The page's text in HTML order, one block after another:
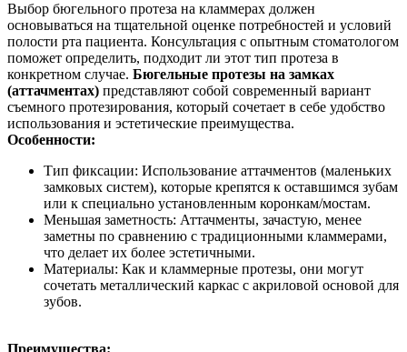
Выбор бюгельного протеза на кламмерах должен
основываться на тщательной оценке потребностей и условий
полости рта пациента. Консультация с опытным стоматологом
поможет определить, подходит ли этот тип протеза в
конкретном случае. Бюгельные протезы на замках
(аттачментах) представляют собой современный вариант
съемного протезирования, который сочетает в себе удобство
использования и эстетические преимущества.
Особенности:
Тип фиксации: Использование аттачментов (маленьких
замковых систем), которые крепятся к оставшимся зубам
или к специально установленным коронкам/мостам.
Меньшая заметность: Аттачменты, зачастую, менее
заметны по сравнению с традиционными кламмерами,
что делает их более эстетичными.
Материалы: Как и кламмерные протезы, они могут
сочетать металлический каркас с акриловой основой для
зубов.